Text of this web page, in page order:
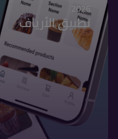
2026
تطبيق الأرياف